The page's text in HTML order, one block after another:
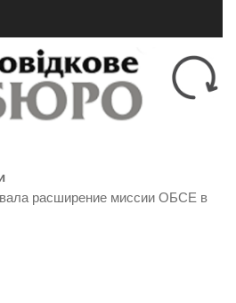
расширение миссии ОБСЕ в